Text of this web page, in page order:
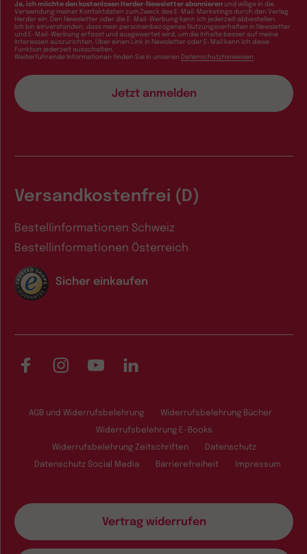
Ja, ich möchte den kostenlosen Herder-Newsletter abonnieren und willige in die
Verwendung meiner Kontaktdaten zum Zweck des E-Mail-Marketings durch den Verlag
Herder ein. Den Newsletter oder die E-Mail-Werbung kann ich jederzeit abbestellen.
Ich bin einverstanden, dass mein personenbezogenes Nutzungsverhalten in Newsletter
und E-Mail-Werbung erfasst und ausgewertet wird, um die Inhalte besser auf meine
Interessen auszurichten. Über einen Link in Newsletter oder E-Mail kann ich diese
Funktion jederzeit ausschalten.
Weiterführende Informationen finden Sie in unseren Datenschutzhinweisen .
Versandkostenfrei (D)
Bestellinformationen Schweiz
Bestellinformationen Österreich
Sicher einkaufen
FacebookInstagramYouTubeLinkedIn
AGB und Widerrufsbelehrung Widerrufsbelehrung Bücher
Widerrufsbelehrung E-Books
Widerrufsbelehrung Zeitschriften Datenschutz
Datenschutz Social Media Barrierefreiheit Impressum
Vertrag widerrufen